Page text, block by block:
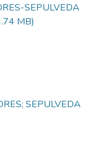
SEPULVEDA
MB)
SEPULVEDA